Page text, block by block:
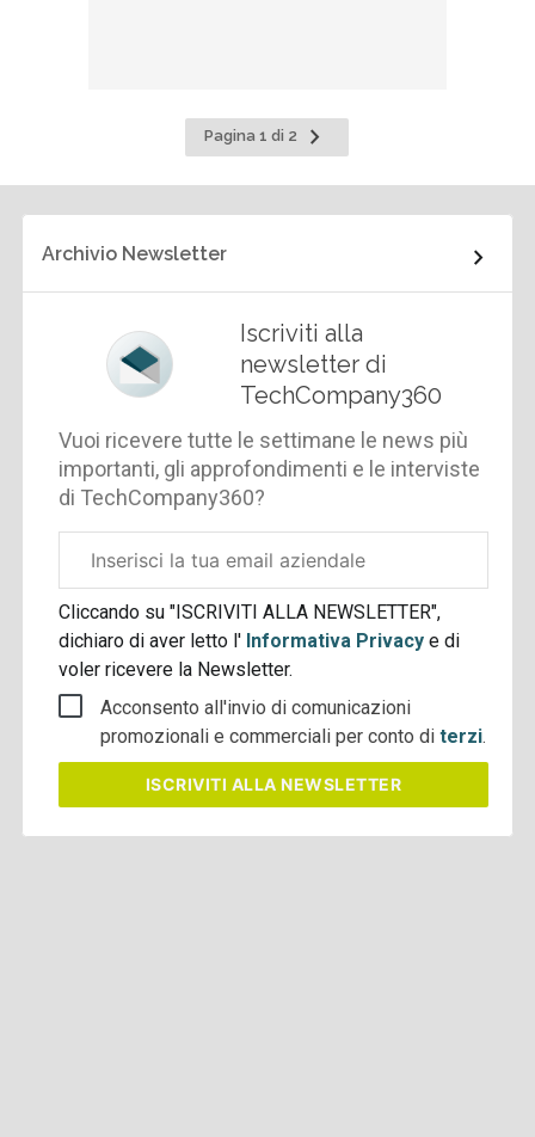
Pagina 1 di 2
Pagina
successiva
Archivio Newsletter
Iscriviti alla
newsletter di
TechCompany360
Vuoi ricevere tutte le settimane le news più
importanti, gli approfondimenti e le interviste
di TechCompany360?
aziendale
Cliccando su "ISCRIVITI ALLA NEWSLETTER",
dichiaro di aver letto l' Informativa Privacye di
voler ricevere la Newsletter.
Acconsento all'invio di comunicazioni
promozionali e commerciali per conto diterzi.
ISCRIVITI ALLA NEWSLETTER